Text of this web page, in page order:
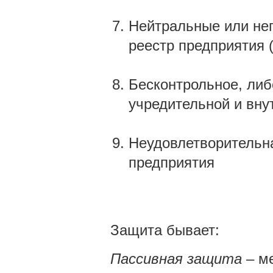
Нейтральные или
реестр
Бесконтрольное,
учредительной и
предприятия
Защита бывает:
Пассивная защита–